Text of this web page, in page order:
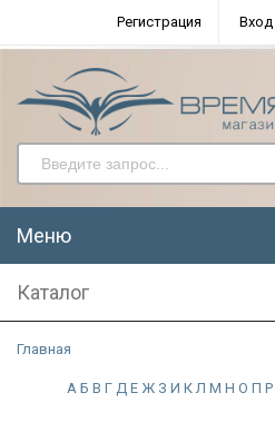
Регистрация Вход
Меню
Каталог
Главная
А Б В Г Д Е Ж З И К Л М Н О П Р